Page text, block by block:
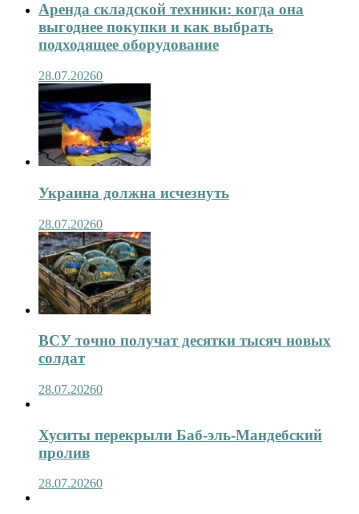
Аренда складской техники: когда она
выгоднее покупки и как выбрать
подходящее оборудование
28.07.20260
Украина должна исчезнуть
28.07.20260
ВСУ точно получат десятки тысяч новых
солдат
28.07.20260
Хуситы перекрыли Баб-эль-Мандебский
пролив
28.07.20260